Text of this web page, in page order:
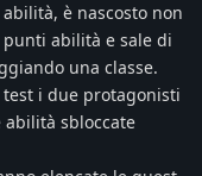
è nascosto non
abilità e sale di
una classe.
test i due protagonisti
abilità sbloccate